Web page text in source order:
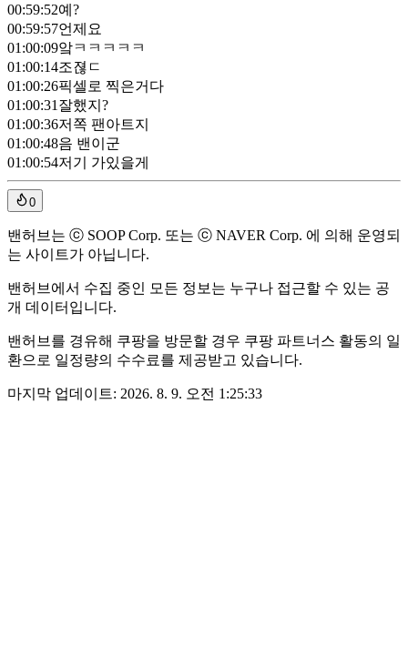
00:59:52예?
00:59:57언제요
01:00:09앜ㅋㅋㅋㅋㅋ
01:00:14조젾ㄷ
01:00:26픽셀로 찍은거다
01:00:31 잘했지?
01:00:36저쪽 팬아트지
01:00:48음 밴이군
01:00:54저기 가있을게
0
밴허브는 ⓒ SOOP Corp. 또는 ⓒ NAVER Corp. 에 의해 운영되
는 사이트가 아닙니다.
밴허브에서 수집 중인 모든 정보는 누구나 접근할 수 있는 공
개 데이터입니다.
밴허브를 경유해 쿠팡을 방문할 경우 쿠팡 파트너스 활동의 일
환으로 일정량의 수수료를 제공받고 있습니다.
마지막 업데이트: 2026. 8. 9. 오전 1:25:33